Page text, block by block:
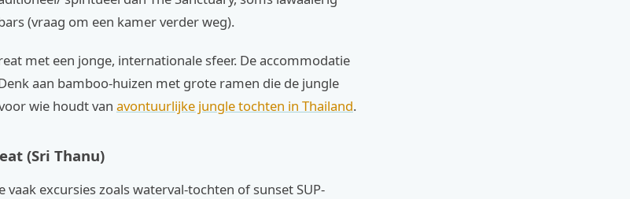
(vraag om een kamer verder weg).
met een jonge, internationale sfeer. De accommodatie
aan bamboo-huizen met grote ramen die de jungle
wie houdt van avontuurlijke jungle tochten in Thailand.
(Sri Thanu)
vaak excursies zoals waterval-tochten of sunset SUP-